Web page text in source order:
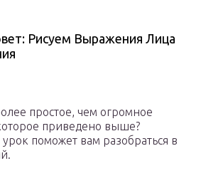
Рисуем Выражения Лица
простое, чем огромное
приведено выше?
поможет вам разобраться в